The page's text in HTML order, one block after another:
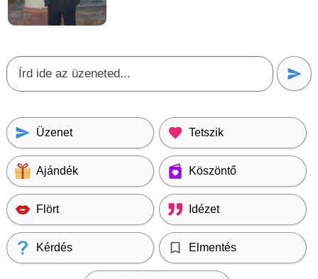
Üzenet Tetszik
Ajándék Köszöntő
Flört Idézet
Kérdés Elmentés